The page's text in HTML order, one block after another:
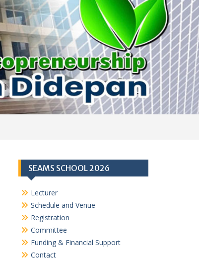
SEAMS SCHOOL 2026
Lecturer
Schedule and Venue
Registration
Committee
Funding & Financial Support
Contact